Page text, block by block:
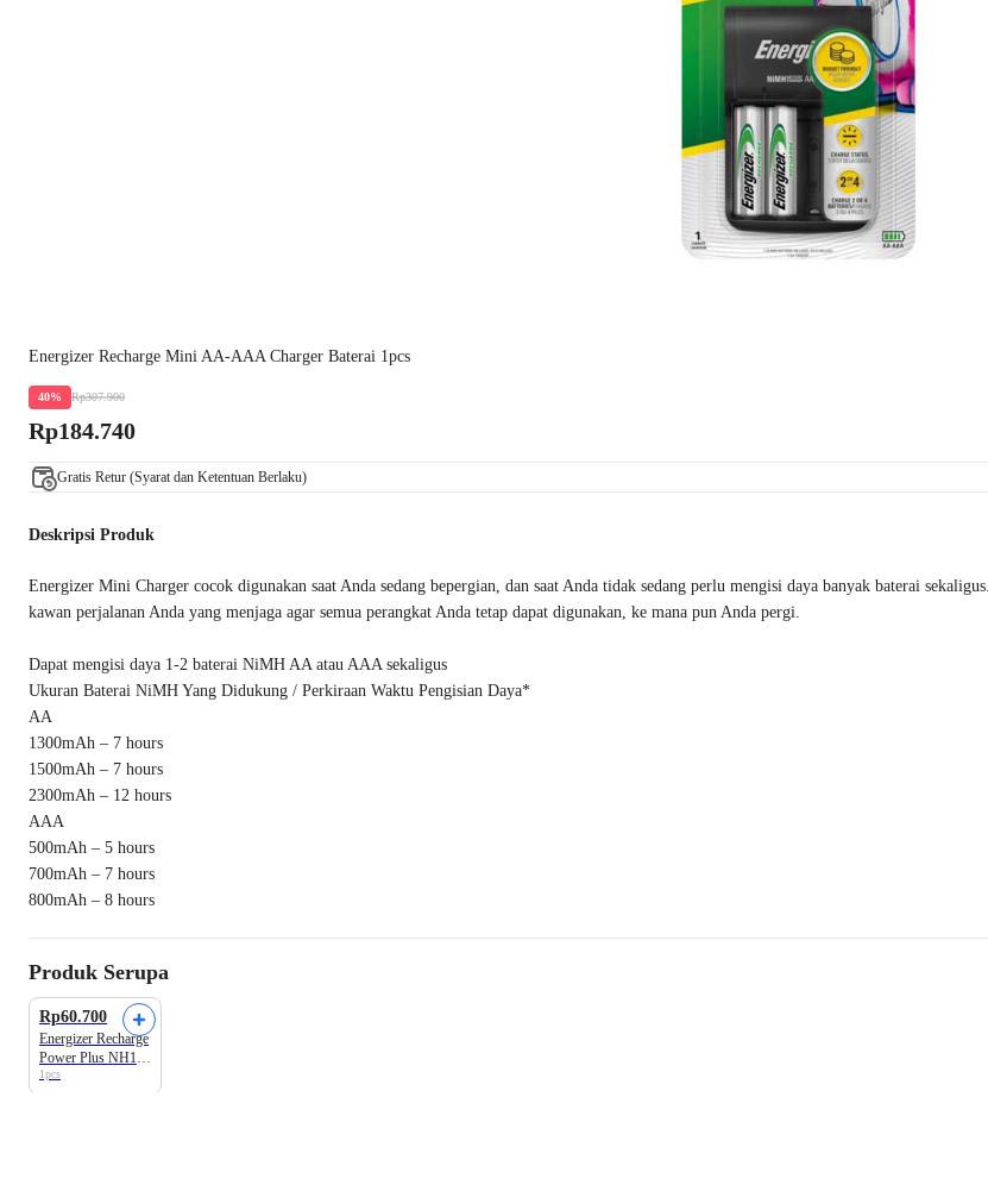
Energizer Recharge Mini AA-AAA Charger Baterai 1pcs
40% Rp307.900
Rp184.740
Gratis Retur (Syarat dan Ketentuan Berlaku)
Deskripsi Produk
Energizer Mini Charger cocok digunakan saat Anda sedang bepergian, dan saat Anda tidak sedang perlu mengisi daya banyak baterai
kawan perjalanan Anda yang menjaga agar semua perangkat Anda tetap dapat digunakan, ke mana pun Anda pergi.
Dapat mengisi daya 1-2 baterai NiMH AA atau AAA sekaligus
Ukuran Baterai NiMH Yang Didukung / Perkiraan Waktu Pengisian Daya*
AA
1300mAh – 7 hours
1500mAh – 7 hours
2300mAh – 12 hours
AAA
500mAh – 5 hours
700mAh – 7 hours
800mAh – 8 hours
Produk Serupa
Rp60.700
Energizer Recharge
Power Plus NH12
Baterai AAA Isi
1pcs